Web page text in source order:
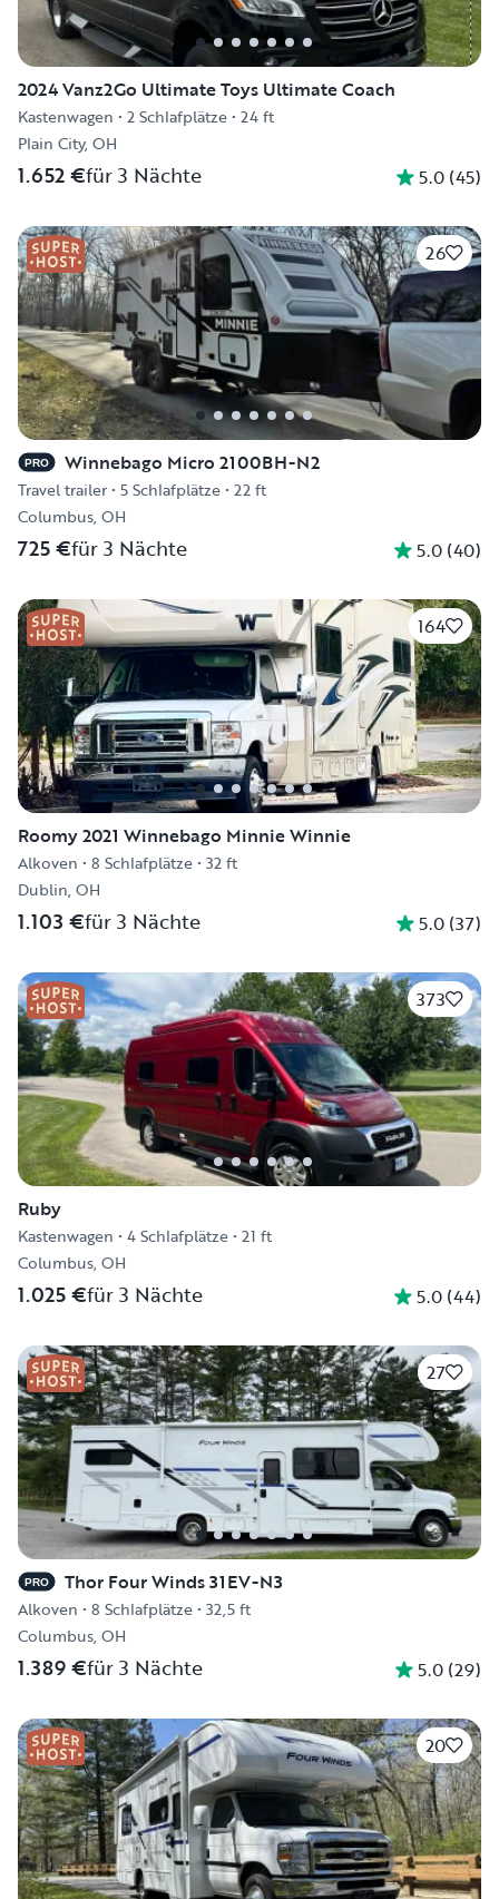
2024 Vanz2Go Ultimate Toys Ultimate Coach
Kastenwagen • 2 Schlafplätze• 24 ft
Plain City, OH
1.652 €für 3 Nächte 5.0 (45)
26
PRO Winnebago Micro 2100BH-N2
Travel trailer• 5 Schlafplätze• 22 ft
Columbus, OH
725 €für 3 Nächte 5.0 (40)
164
Roomy 2021 Winnebago Minnie Winnie
Alkoven • 8 Schlafplätze• 32 ft
Dublin, OH
1.103 €für 3 Nächte 5.0 (37)
373
Ruby
Kastenwagen • 4 Schlafplätze• 21 ft
Columbus, OH
1.025 €für 3 Nächte 5.0 (44)
27
PRO Thor Four Winds 31EV-N3
Alkoven • 8 Schlafplätze• 32,5 ft
Columbus, OH
1.389 €für 3 Nächte 5.0 (29)
20